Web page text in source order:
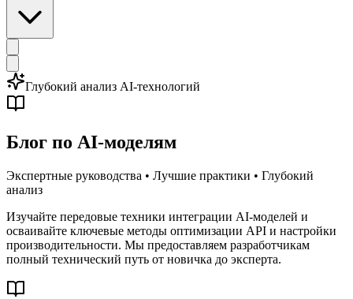
Глубокий анализ AI-технологий
Блог по AI-моделям
Экспертные руководства • Лучшие практики • Глубокий
анализ
Изучайте передовые техники интеграции AI-моделей и
осваивайте ключевые методы оптимизации API и настройки
производительности. Мы предоставляем разработчикам
полный технический путь от новичка до эксперта.